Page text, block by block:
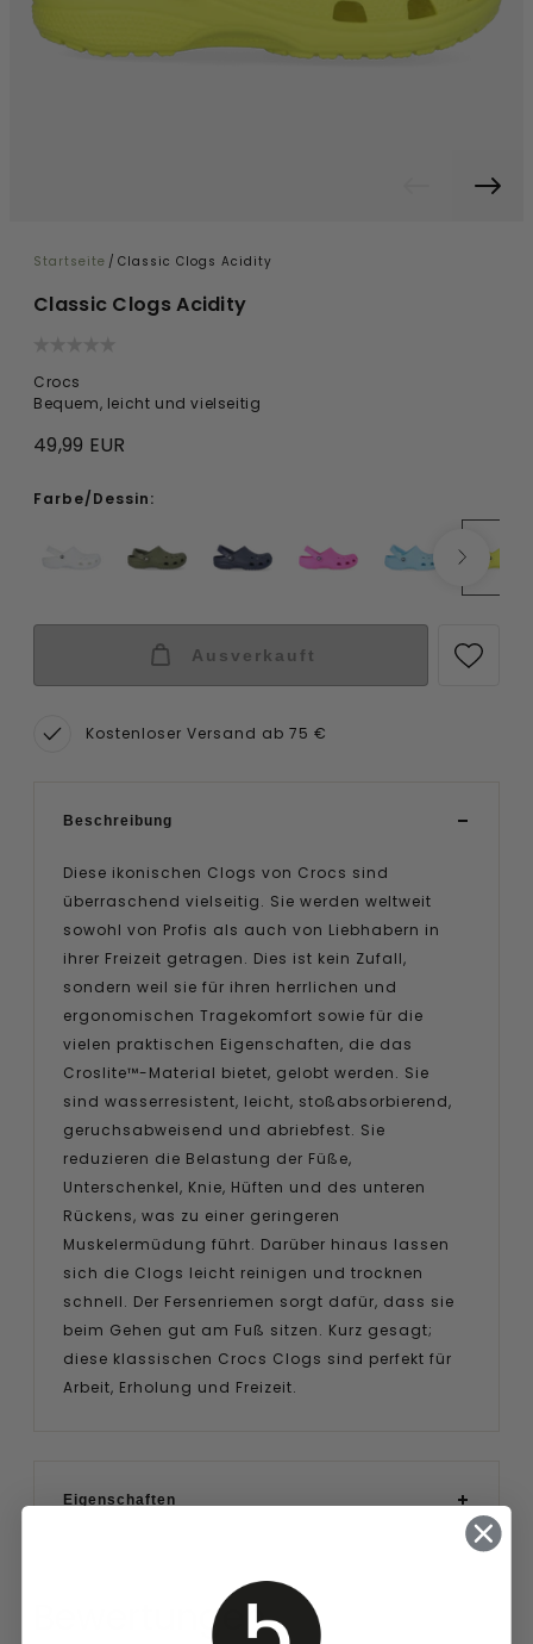
Startseite / Classic Clogs Acidity
Classic Clogs Acidity
Crocs
Bequem, leicht und vielseitig
49,99 EUR
Farbe/Dessin:
Ausverkauft
Kostenloser Versand ab 75 €
Beschreibung
Diese ikonischen Clogs von Crocs sind
überraschend vielseitig. Sie werden weltweit
sowohl von Profis als auch von Liebhabern in
ihrer Freizeit getragen. Dies ist kein Zufall,
sondern weil sie für ihren herrlichen und
ergonomischen Tragekomfort sowie für die
vielen praktischen Eigenschaften, die das
Croslite™-Material bietet, gelobt werden. Sie
sind wasserresistent, leicht, stoßabsorbierend,
geruchsabweisend und abriebfest. Sie
reduzieren die Belastung der Füße,
Unterschenkel, Knie, Hüften und des unteren
Rückens, was zu einer geringeren
Muskelermüdung führt. Darüber hinaus lassen
sich die Clogs leicht reinigen und trocknen
schnell. Der Fersenriemen sorgt dafür, dass sie
beim Gehen gut am Fuß sitzen. Kurz gesagt;
diese klassischen Crocs Clogs sind perfekt für
Arbeit, Erholung und Freizeit.
Eigenschaften
Bewertungen